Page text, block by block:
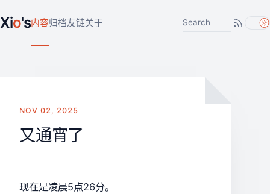
Xio's内容归档友链关于 搜索文章
NOV 02, 2025
又通宵了
现在是凌晨5点26分。